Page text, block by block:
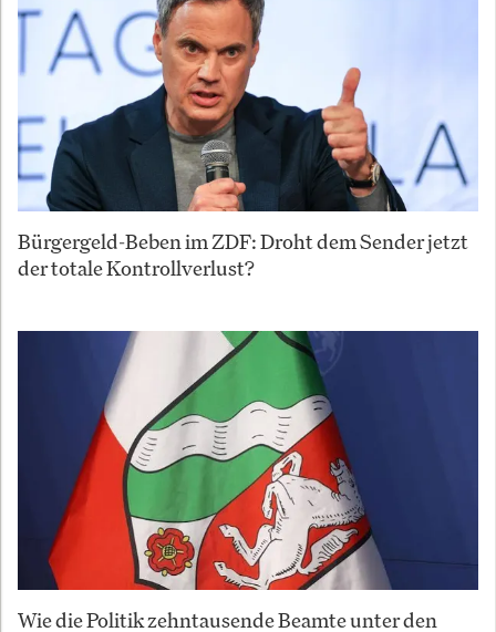
Bürgergeld-Beben im ZDF: Droht dem Sender jetzt
der totale Kontrollverlust?
Wie die Politik zehntausende Beamte unter den